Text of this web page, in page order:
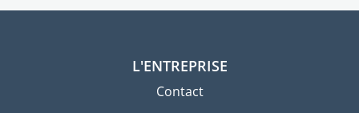
L'ENTREPRISE
Contact